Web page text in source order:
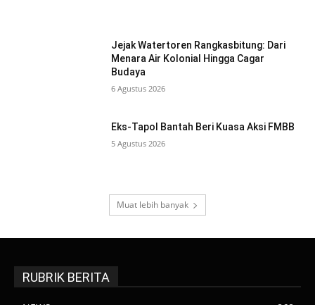
Jejak Watertoren Rangkasbitung: Dari
Menara Air Kolonial Hingga Cagar
Budaya
6 Agustus 2026
Eks-Tapol Bantah Beri Kuasa Aksi FMBB
5 Agustus 2026
Muat lebih banyak
RUBRIK BERITA